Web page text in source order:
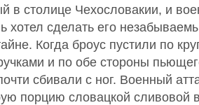
в столице Чехословакии, и
хотел сделать его
Когда броус пустили по
и по обе стороны
сбивали с ног. Военный
порцию словацкой сливовой